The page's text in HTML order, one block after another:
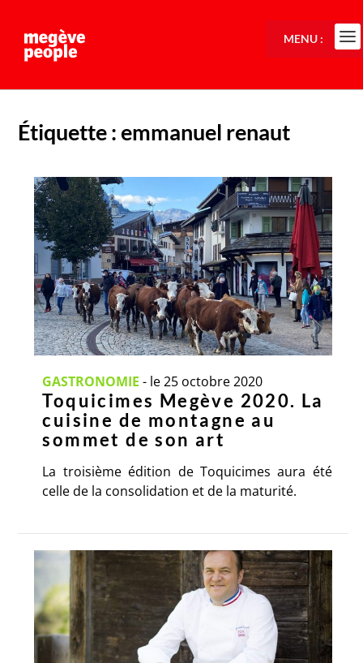
Étiquette :emmanuel renaut
GASTRONOMIE - le 25 octobre 2020
Toquicimes Megève 2020. La
cuisine de montagne au
sommet de son art
La troisième édition de Toquicimes aura été
celle de la consolidation et de la maturité.
MENU :